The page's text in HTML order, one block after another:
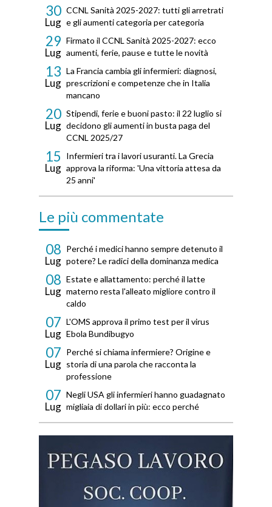
30
Lug
CCNL Sanità 2025-2027: tutti gli arretrati
e gli aumenti categoria per categoria
29
Lug
Firmato il CCNL Sanità 2025-2027: ecco
aumenti, ferie, pause e tutte le novità
13
Lug
La Francia cambia gli infermieri: diagnosi,
prescrizioni e competenze che in Italia
mancano
20
Lug
Stipendi, ferie e buoni pasto: il 22 luglio si
decidono gli aumenti in busta paga del
CCNL 2025/27
15
Lug
Infermieri tra i lavori usuranti. La Grecia
approva la riforma: 'Una vittoria attesa da
25 anni'
Le più commentate
08
Lug
Perché i medici hanno sempre detenuto il
potere? Le radici della dominanza medica
08
Lug
Estate e allattamento: perché il latte
materno resta l'alleato migliore contro il
caldo
07
Lug
L'OMS approva il primo test per il virus
Ebola Bundibugyo
07
Lug
Perché si chiama infermiere? Origine e
storia di una parola che racconta la
professione
07
Lug
Negli USA gli infermieri hanno guadagnato
migliaia di dollari in più: ecco perché